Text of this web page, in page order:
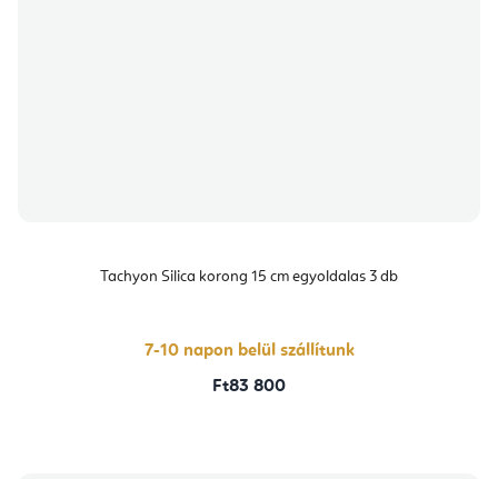
Tachyon Silica korong 15 cm egyoldalas 3 db
7-10 napon belül szállítunk
Ft83 800